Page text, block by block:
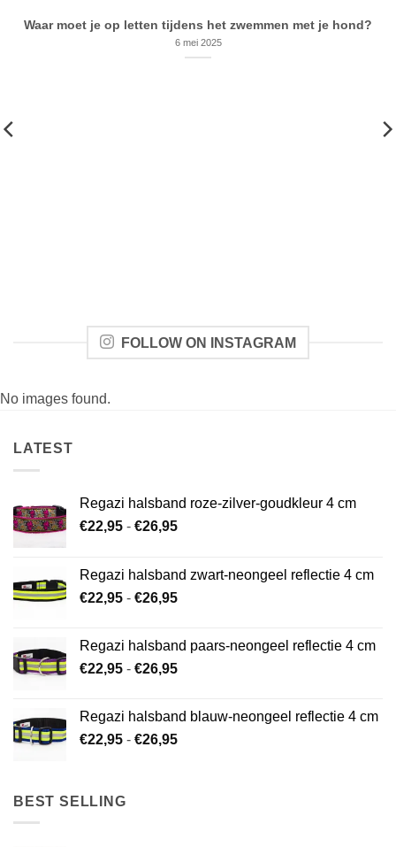
Waar moet je op letten tijdens het zwemmen met je hond?
6 mei 2025
FOLLOW ON INSTAGRAM
No images found.
LATEST
Regazi halsband roze-zilver-goudkleur 4 cm
€22,95 - €26,95Prijsklasse:
€26,95
Regazi halsband zwart-neongeel reflectie 4 cm
€22,95 - €26,95Prijsklasse:
€26,95
Regazi halsband paars-neongeel reflectie 4 cm
€22,95 - €26,95Prijsklasse:
€26,95
Regazi halsband blauw-neongeel reflectie 4 cm
€22,95 - €26,95Prijsklasse:
BEST SELLING